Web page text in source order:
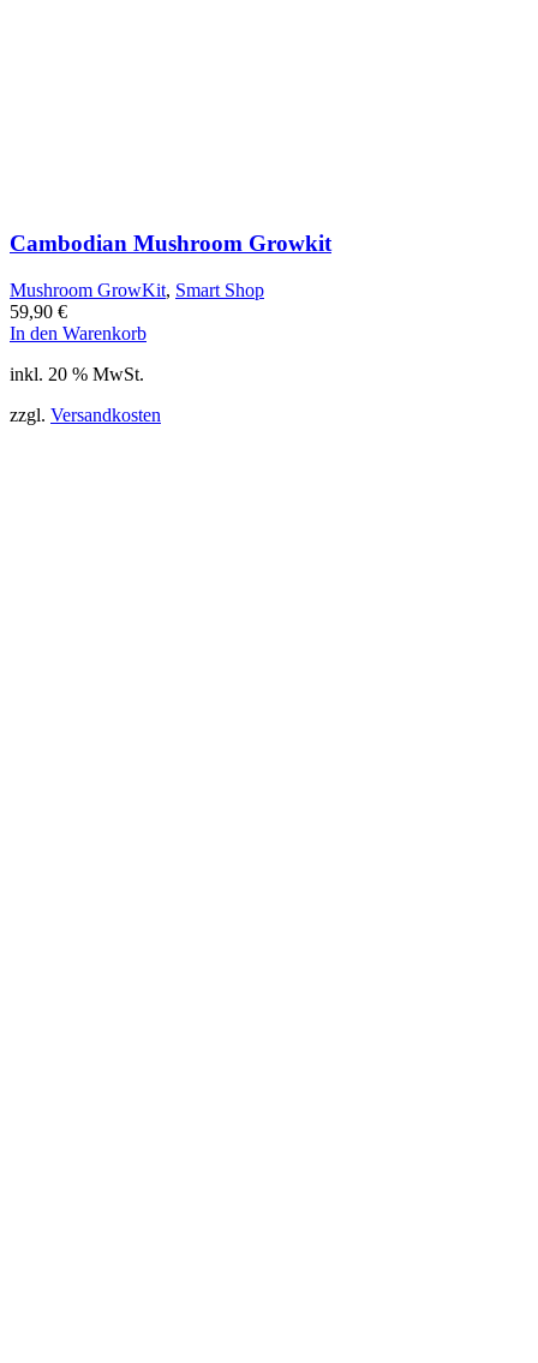
Cambodian Mushroom Growkit
Mushroom GrowKit, Smart Shop
59,90 €
In den Warenkorb
inkl. 20 % MwSt.
zzgl. Versandkosten